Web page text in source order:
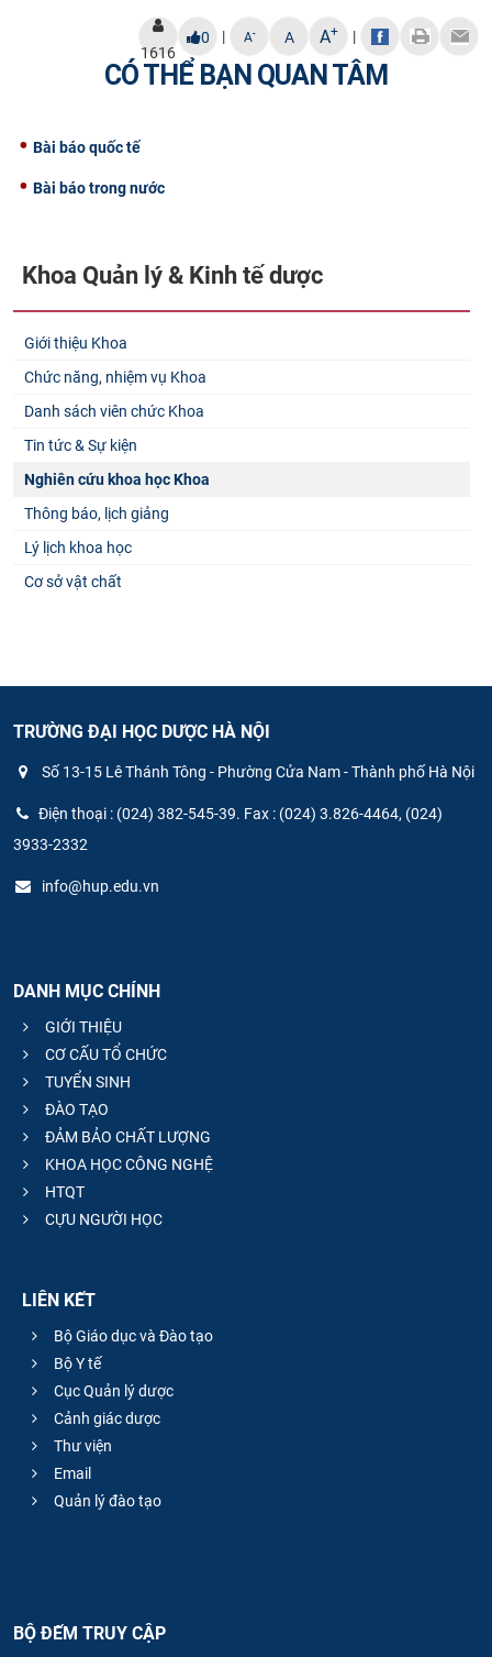
1616
0 | A- A A+ |
CÓ THỂ BẠN QUAN TÂM
Bài báo quốc tế
Bài báo trong nước
Khoa Quản lý & Kinh tế dược
Giới thiệu Khoa
Chức năng, nhiệm vụ Khoa
Danh sách viên chức Khoa
Tin tức & Sự kiện
Nghiên cứu khoa học Khoa
Thông báo, lịch giảng
Lý lịch khoa học
Cơ sở vật chất
TRƯỜNG ĐẠI HỌC DƯỢC HÀ NỘI
Số 13-15 Lê Thánh Tông - Phường Cửa Nam - Thành phố Hà Nội
Điện thoại : (024) 382-545-39. Fax : (024) 3.826-4464, (024)
3933-2332
info@hup.edu.vn
DANH MỤC CHÍNH
GIỚI THIỆU
CƠ CẤU TỔ CHỨC
TUYỂN SINH
ĐÀO TẠO
ĐẢM BẢO CHẤT LƯỢNG
KHOA HỌC CÔNG NGHỆ
HTQT
CỰU NGƯỜI HỌC
LIÊN KẾT
Bộ Giáo dục và Đào tạo
Bộ Y tế
Cục Quản lý dược
Cảnh giác dược
Thư viện
Email
Quản lý đào tạo
BỘ ĐẾM TRUY CẬP